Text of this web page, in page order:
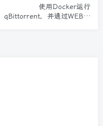
使用Docker运行
qBittorrent，并通过WEB界